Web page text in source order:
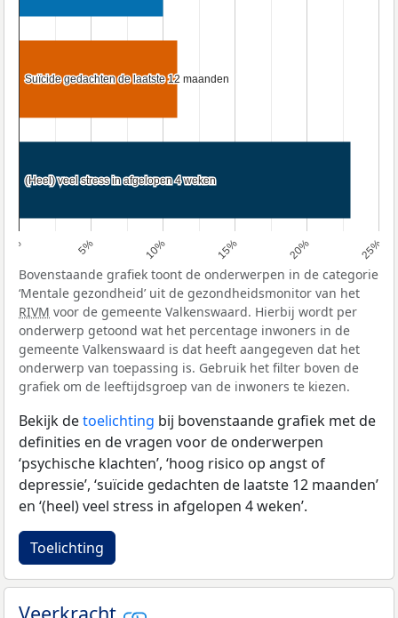
0% 5% 10% 15% 20% 25%
Suïcide gedachten de laatste 12 maanden
Suïcide gedachten de laatste 12 maanden
(Heel) veel stress in afgelopen 4 weken
(Heel) veel stress in afgelopen 4 weken
Bovenstaande grafiek toont de onderwerpen in de categorie
‘Mentale gezondheid’ uit de gezondheidsmonitor van het
RIVM voor de gemeente Valkenswaard. Hierbij wordt per
onderwerp getoond wat het percentage inwoners in de
gemeente Valkenswaard is dat heeft aangegeven dat het
onderwerp van toepassing is. Gebruik het filter boven de
grafiek om de leeftijdsgroep van de inwoners te kiezen.
Bekijk detoelichting bij bovenstaande grafiek met de
definities en de vragen voor de onderwerpen
‘psychische klachten’, ‘hoog risico op angst of
depressie’, ‘suïcide gedachten de laatste 12 maanden’
en ‘(heel) veel stress in afgelopen 4 weken’.
Toelichting